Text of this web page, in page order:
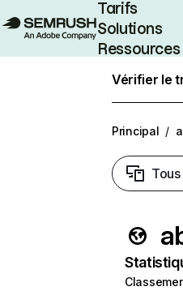
Tarifs
Solutions
Ressources
Vérifier le
Principal /